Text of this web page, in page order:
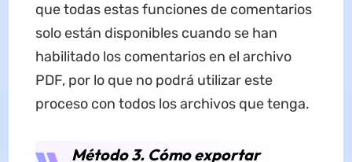
que todas estas funciones de comentarios
solo están disponibles cuando se han
habilitado los comentarios en el archivo
PDF, por lo que no podrá utilizar este
proceso con todos los archivos que tenga.
Método 3. Cómo exportar